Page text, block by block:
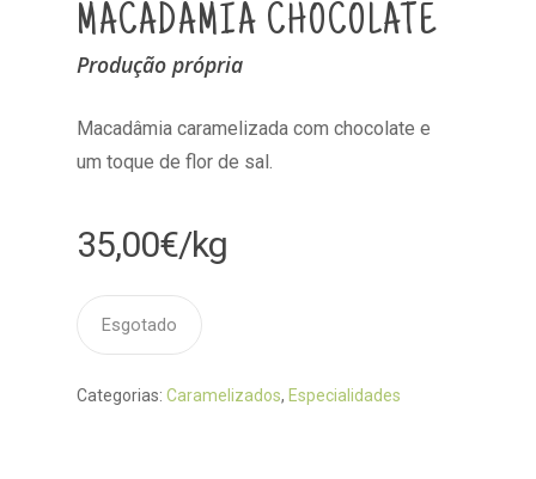
MACADÂMIA CHOCOLATE
Produção própria
Macadâmia caramelizada com chocolate e
um toque de flor de sal.
35,00€/kg
Esgotado
Categorias: Caramelizados, Especialidades